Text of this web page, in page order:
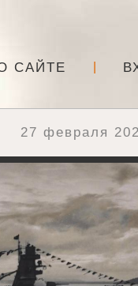
САЙТЕ
27 февраля